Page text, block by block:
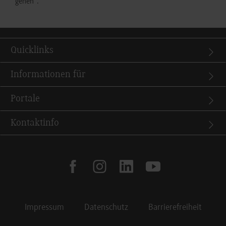
Quicklinks
Informationen für
Portale
Kontaktinfo
facebookinstagramlinkedinyoutube
Impressum Datenschutz Barrierefreiheit